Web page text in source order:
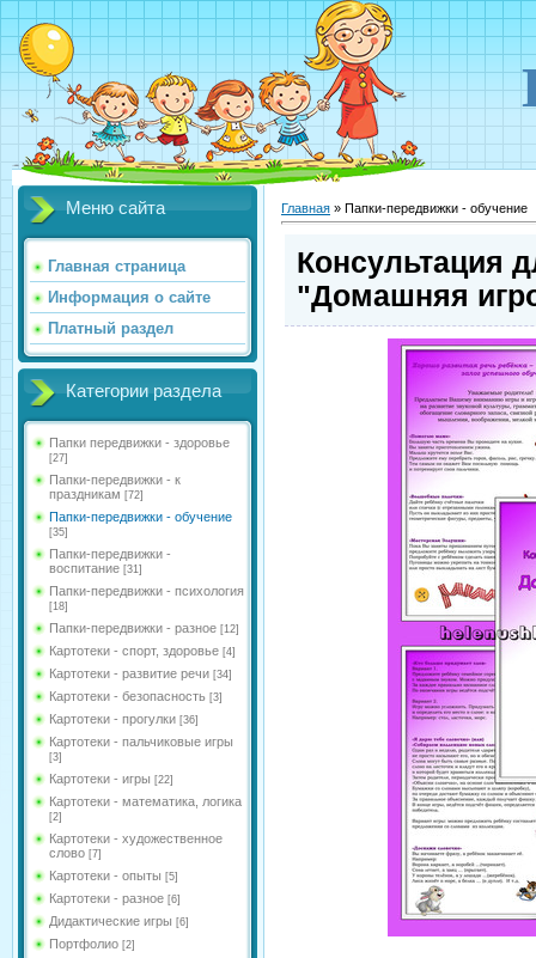
Меню сайта
Главная страница
Информация о сайте
Платный раздел
Категории раздела
Папки передвижки - здоровье
[27]
Папки-передвижки - к
праздникам [72]
Папки-передвижки - обучение
[35]
Папки-передвижки -
воспитание [31]
Папки-передвижки - психология
[18]
Папки-передвижки - разное [12]
Картотеки - спорт, здоровье [4]
Картотеки - развитие речи [34]
Картотеки - безопасность [3]
Картотеки - прогулки [36]
Картотеки - пальчиковые игры
[3]
Картотеки - игры [22]
Картотеки - математика, логика
[2]
Картотеки - художественное
слово [7]
Картотеки - опыты [5]
Картотеки - разное [6]
Дидактические игры [6]
Портфолио [2]
Главная » Папки-передвижки - обучение
Консультация
"Домашняя